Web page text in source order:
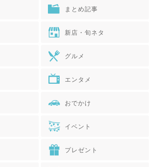
まとめ記事
新店・旬ネタ
グルメ
エンタメ
おでかけ
イベント
プレゼント